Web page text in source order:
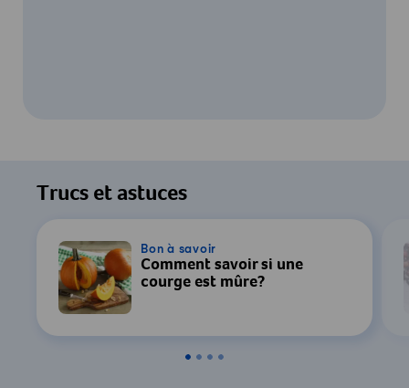
consentement au traitement des données
par YouTube est requis. Pour plus de
confidentialité
Paramètres
Accepter & Afficher
Trucs et astuces
Bon à savoir
Comment savoir si une
courge est mûre?